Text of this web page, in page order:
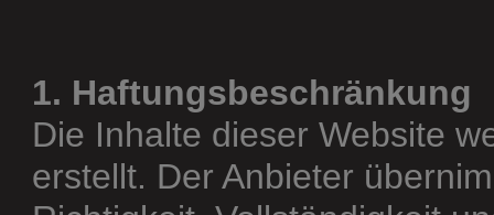
1. Haftungsbeschränkung
Die Inhalte dieser Website
erstellt. Der Anbieter